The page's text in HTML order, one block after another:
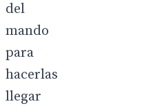
del
mando
para
hacerlas
llegar